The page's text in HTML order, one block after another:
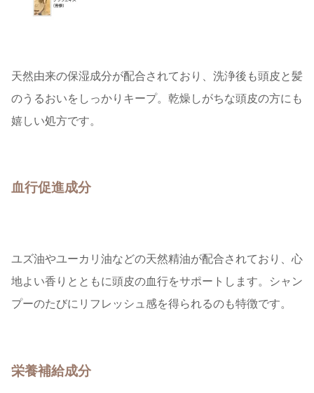
天然由来の保湿成分が配合されており、洗浄後も頭皮と髪
のうるおいをしっかりキープ。乾燥しがちな頭皮の方にも
嬉しい処方です。
血行促進成分
ユズ油やユーカリ油などの天然精油が配合されており、心
地よい香りとともに頭皮の血行をサポートします。シャン
プーのたびにリフレッシュ感を得られるのも特徴です。
栄養補給成分